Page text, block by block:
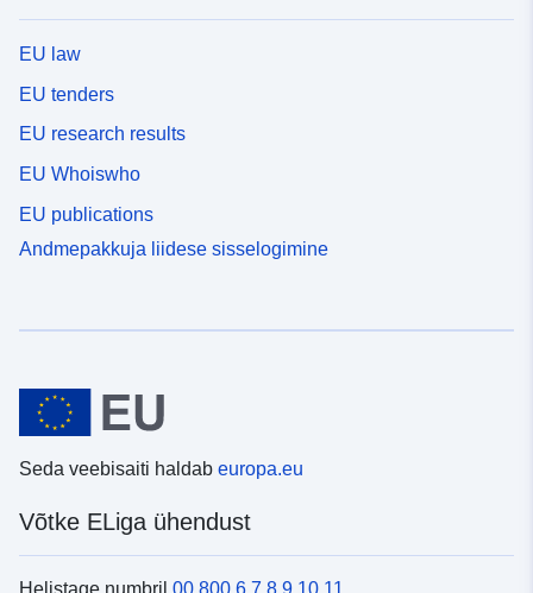
EU law
EU tenders
EU research results
EU Whoiswho
EU publications
Andmepakkuja liidese sisselogimine
Seda veebisaiti haldab europa.eu
Võtke ELiga ühendust